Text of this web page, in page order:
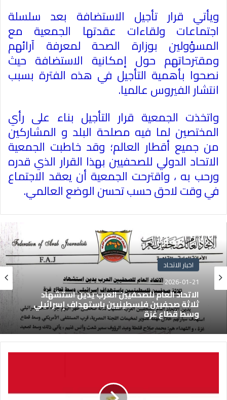
ويأتي قرار تأجيل الاستضافة بعد سلسلة
اجتماعات ولقاءات عقدتها الجمعية مع
المسؤولين بوزارة الصحة لمعرفة آرائهم
ومقترحاتهم حول إمكانية الاستضافة حيث
نصحوا بأهمية التأجيل في هذه الفترة بسبب
انتشار الفيروس عالميا.
واتخذت الجمعية قرار التأجيل بناء على رأي
المختصين لما فيه مصلحة البلد و المشاركين
من جميع أقطار العالم؛ وقد خاطبت الجمعية
الاتحاد الدولي للصحفيين بهذا القرار الذي قدره
ورحب به ، واقترحت الجمعية أن يعقد الاجتماع
في وقت لاحق حسب تحسن الوضع العالمي.
اخبار الاتحاد
2026-01-21
الاتحاد العام للصحفيين العرب يدين استشهاد
ثلاثة صحفيين فلسطينيين باستهداف إسرائيلي
وسط قطاع غزة